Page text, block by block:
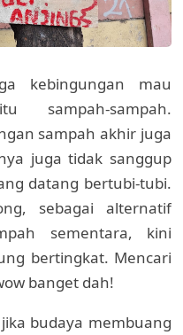
kebingungan mau
sampah-sampah.
sampah akhir juga
juga tidak sanggup
datang bertubi-tubi.
sebagai alternatif
sementara, kini
bertingkat. Mencari
banget dah!
budaya membuang